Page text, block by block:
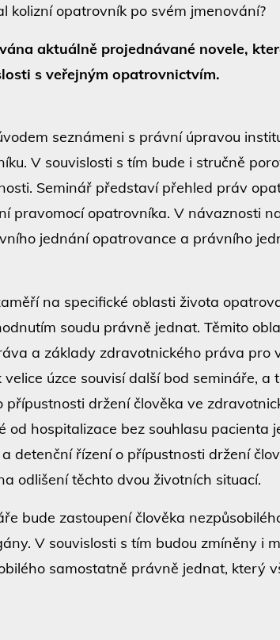
kolizní opatrovník po svém jmenování?
aktuálně projednávané novele,
s veřejným opatrovnictvím.
seznámeni s právní úpravou
V souvislosti s tím bude i stručně
Seminář představí přehled práv
pravomocí opatrovníka. V návaznosti
jednání opatrovance a právního
na specifické oblasti života
soudu právně jednat. Těmito
a základy zdravotnického práva pro
úzce souvisí další bod semináře, a
držení člověka ve
od hospitalizace bez souhlasu pacienta
detenční řízení o přípustnosti držení
odlišení těchto dvou životních situací.
bude zastoupení člověka
V souvislosti s tím budou zmíněny i
samostatně právně jednat, který